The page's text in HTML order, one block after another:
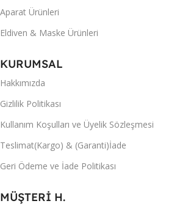
Aparat Ürünleri
Eldiven & Maske Ürünleri
KURUMSAL
Hakkımızda
Gizlilik Politikası
Kullanım Koşulları ve Üyelik Sözleşmesi
Teslimat(Kargo) & (Garanti)İade
Geri Ödeme ve İade Politikası
MÜŞTERİ H.